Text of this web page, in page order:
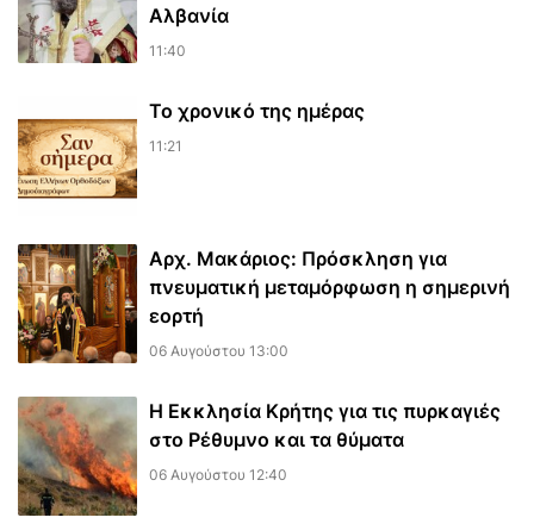
Αλβανία
11:40
Το χρονικό της ημέρας
11:21
Αρχ. Μακάριος: Πρόσκληση για
πνευματική μεταμόρφωση η σημερινή
εορτή
06 Αυγούστου 13:00
Η Εκκλησία Κρήτης για τις πυρκαγιές
στο Ρέθυμνο και τα θύματα
06 Αυγούστου 12:40